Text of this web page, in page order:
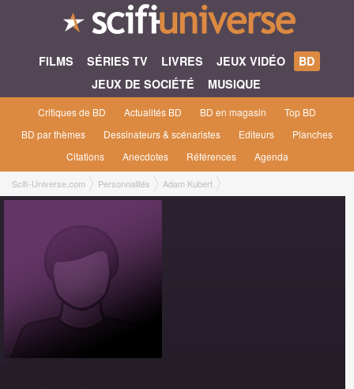
FILMS SÉRIES TV LIVRES JEUX VIDÉO
BD
JEUX DE SOCIÉTÉ
MUSIQUE
Critiques de BD Actualités BD BD en magasin
Top BD
BD par thèmes
Dessinateurs & scénaristes Editeurs
Planches
Citations
Anecdotes Références Agenda
Scifi-Universe.com Personnalités Adam Kubert